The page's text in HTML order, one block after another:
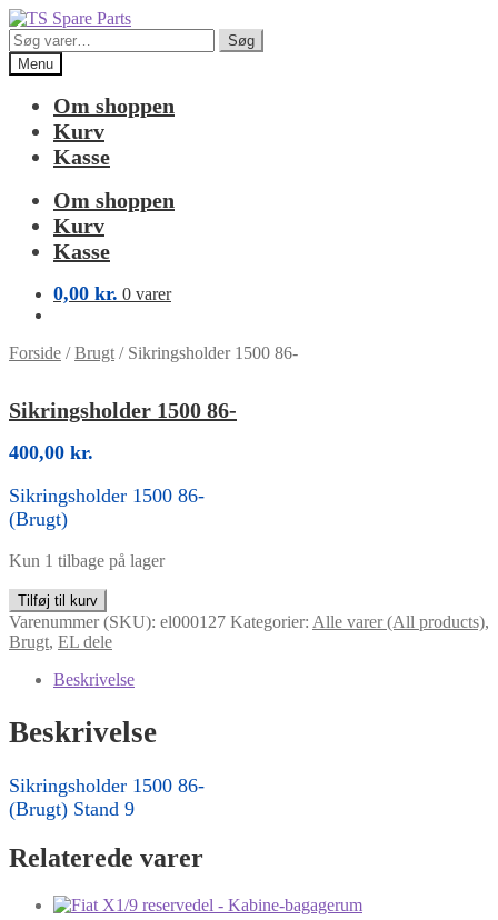
Spring
til
navigation
Spring
til
indhold
Søg
efter:
Søg
Menu
Om shoppen
Kurv
Kasse
Om shoppen
Kurv
Kasse
0,00 kr. 0 varer
Forside /Brugt / Sikringsholder 1500 86-
Sikringsholder 1500 86-
400,00 kr.
Sikringsholder 1500 86-
(Brugt)
Kun 1 tilbage på lager
Sikringsholder
1500
86-
antal
Tilføj til kurv
Varenummer (SKU): el000127 Kategorier: Alle varer (All products),
Brugt, EL dele
Beskrivelse
Beskrivelse
Sikringsholder 1500 86-
(Brugt) Stand 9
Relaterede varer